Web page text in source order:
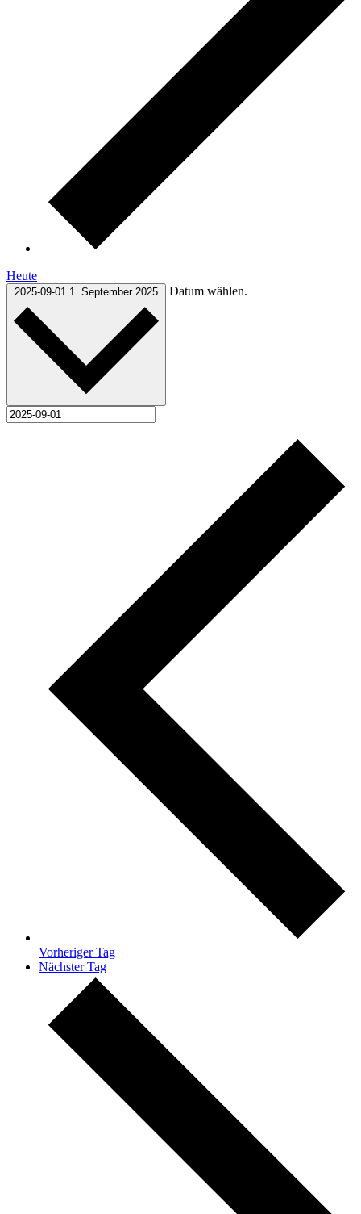
Heute
2025-09-01 1. September 2025 Datum wählen.
Vorheriger Tag
Nächster Tag